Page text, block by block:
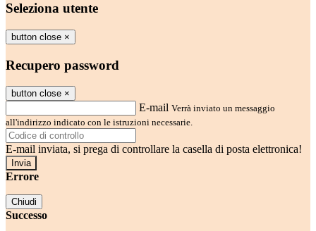
Seleziona utente
button close ×
Recupero password
button close ×
E-mail Verrà inviato un messaggio
all'indirizzo indicato con le istruzioni necessarie.
E-mail inviata, si prega di controllare la casella di posta elettronica!
Errore
Chiudi
Successo